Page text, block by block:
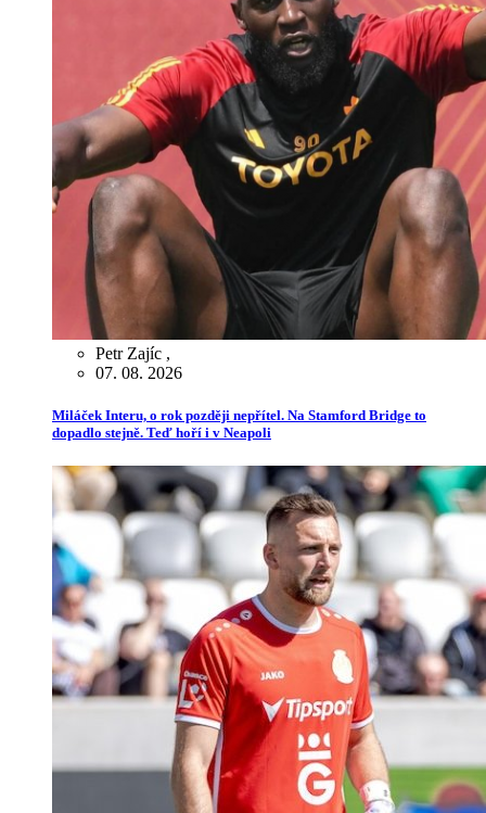
Petr Zajíc ,
07. 08. 2026
Miláček Interu, o rok později nepřítel. Na Stamford Bridge to
dopadlo stejně. Teď hoří i v Neapoli